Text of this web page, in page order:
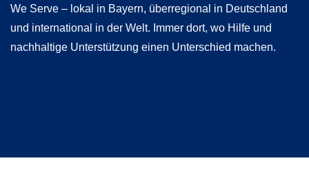
We Serve – lokal in Bayern, überregional in Deutschland
und international in der Welt. Immer dort, wo Hilfe und
nachhaltige Unterstützung einen Unterschied machen.